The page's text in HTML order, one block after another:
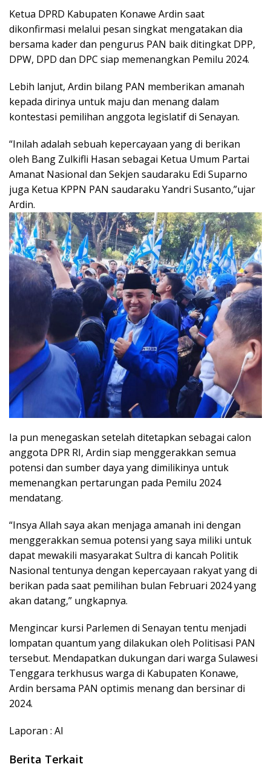
Ketua DPRD Kabupaten Konawe Ardin saat
dikonfirmasi melalui pesan singkat mengatakan dia
bersama kader dan pengurus PAN baik ditingkat DPP,
DPW, DPD dan DPC siap memenangkan Pemilu 2024.
Lebih lanjut, Ardin bilang PAN memberikan amanah
kepada dirinya untuk maju dan menang dalam
kontestasi pemilihan anggota legislatif di Senayan.
“Inilah adalah sebuah kepercayaan yang di berikan
oleh Bang Zulkifli Hasan sebagai Ketua Umum Partai
Amanat Nasional dan Sekjen saudaraku Edi Suparno
juga Ketua KPPN PAN saudaraku Yandri Susanto,”ujar
Ardin.
Ia pun menegaskan setelah ditetapkan sebagai calon
anggota DPR RI, Ardin siap menggerakkan semua
potensi dan sumber daya yang dimilikinya untuk
memenangkan pertarungan pada Pemilu 2024
mendatang.
“Insya Allah saya akan menjaga amanah ini dengan
menggerakkan semua potensi yang saya miliki untuk
dapat mewakili masyarakat Sultra di kancah Politik
Nasional tentunya dengan kepercayaan rakyat yang di
berikan pada saat pemilihan bulan Februari 2024 yang
akan datang,” ungkapnya.
Mengincar kursi Parlemen di Senayan tentu menjadi
lompatan quantum yang dilakukan oleh Politisasi PAN
tersebut. Mendapatkan dukungan dari warga Sulawesi
Tenggara terkhusus warga di Kabupaten Konawe,
Ardin bersama PAN optimis menang dan bersinar di
2024.
Laporan : Al
Berita Terkait